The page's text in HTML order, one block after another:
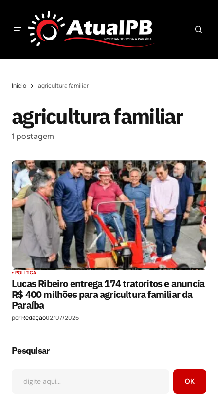
Início agricultura familiar
agricultura familiar
1 postagem
POLÍTICA
Lucas Ribeiro entrega 174 tratoritos e anuncia
R$ 400 milhões para agricultura familiar da
Paraíba
porRedação02/07/2026
Pesquisar
OK